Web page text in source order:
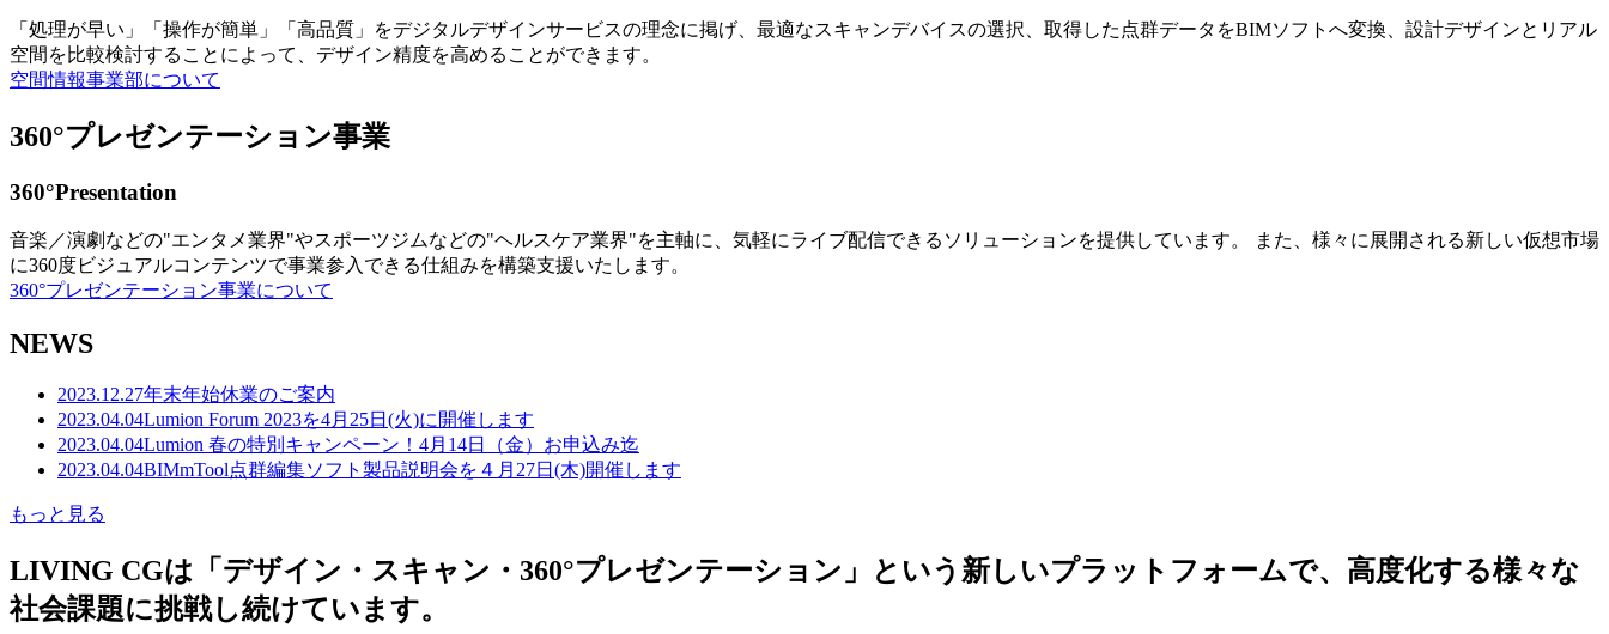
「処理が早い」「操作が簡単」「高品質」をデジタルデザインサービスの理念に掲げ、最適なスキャンデバイスの選択、取得した点群データをBIMソフトへ変換、設計デザインとリアル
空間を比較検討することによって、デザイン精度を高めることができます。
空間情報事業部について
360°プレゼンテーション事業
360°Presentation
音楽／演劇などの"エンタメ業界"やスポーツジムなどの"ヘルスケア業界"を主軸に、気軽にライブ配信できるソリューションを提供しています。 また、様々に展開される新しい仮想市場
に360度ビジュアルコンテンツで事業参入できる仕組みを構築支援いたします。
360°プレゼンテーション事業について
NEWS
2023.12.27年末年始休業のご案内
2023.04.04Lumion Forum 2023を4月25日(火)に開催します
2023.04.04Lumion 春の特別キャンペーン！4月14日（金）お申込み迄
2023.04.04BIMmTool点群編集ソフト製品説明会を４月27日(木)開催します
もっと見る
LIVING CGは「デザイン・スキャン・360°プレゼンテーション」という新しいプラットフォームで、高度化する様々な
社会課題に挑戦し続けています。